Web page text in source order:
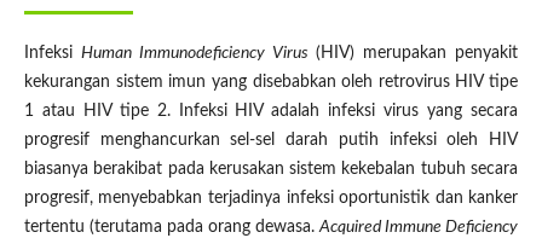
Infeksi Human Immunodeficiency Virus (HIV) merupakan penyakit
kekurangan sistem imun yang disebabkan oleh retrovirus HIV tipe
1 atau HIV tipe 2. Infeksi HIV adalah infeksi virus yang secara
progresif menghancurkan sel-sel darah putih infeksi oleh HIV
biasanya berakibat pada kerusakan sistem kekebalan tubuh secara
progresif, menyebabkan terjadinya infeksi oportunistik dan kanker
tertentu (terutama pada orang dewasa.Acquired Immune Deficiency